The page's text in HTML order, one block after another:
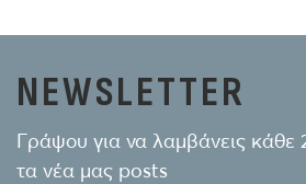
NEWSLETTER
Γράψου για να λαμβάνεις κάθε
τα νέα μας posts